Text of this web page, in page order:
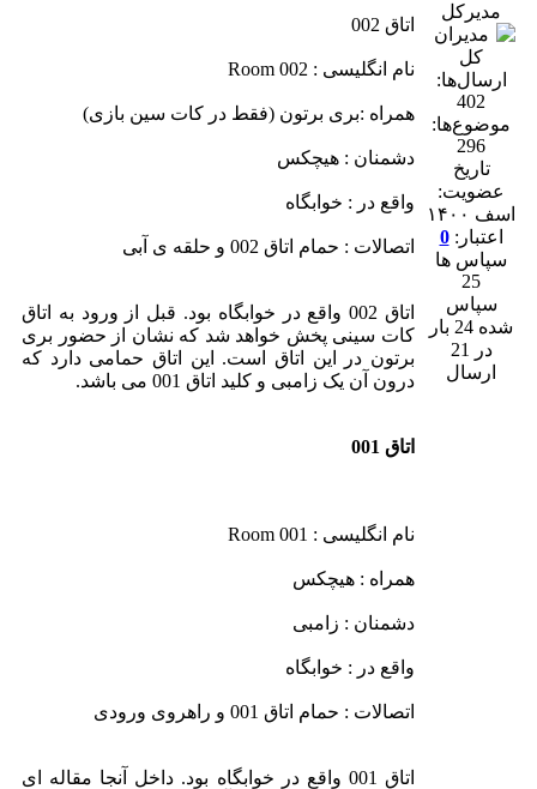
مدیرکل
ارسال‌ها:
402
موضوع‌ها:
296
تاریخ
عضویت:
اسف ۱۴۰۰
اعتبار:0
سپاس ها
25
سپاس
شده 24 بار
در 21
ارسال
اتاق 002
نام انگلیسی : Room 002
همراه :بری برتون (فقط در کات سین بازی)
دشمنان : هیچکس
واقع در : خوابگاه
اتصالات : حمام اتاق 002 و حلقه ی آبی
اتاق 002 واقع در خوابگاه بود. قبل از ورود به اتاق
کات سینی پخش خواهد شد که نشان از حضور بری
برتون در این اتاق است. این اتاق حمامی دارد که
درون آن یک زامبی و کلید اتاق 001 می باشد.
اتاق 001
نام انگلیسی : Room 001
همراه : هیچکس
دشمنان : زامبی
واقع در : خوابگاه
اتصالات : حمام اتاق 001 و راهروی ورودی
اتاق 001 واقع در خوابگاه بود. داخل آنجا مقاله ای